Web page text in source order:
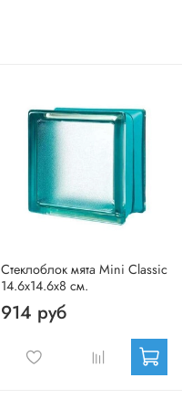
Стеклоблок мята Mini Classic
14.6x14.6x8 см.
914 руб